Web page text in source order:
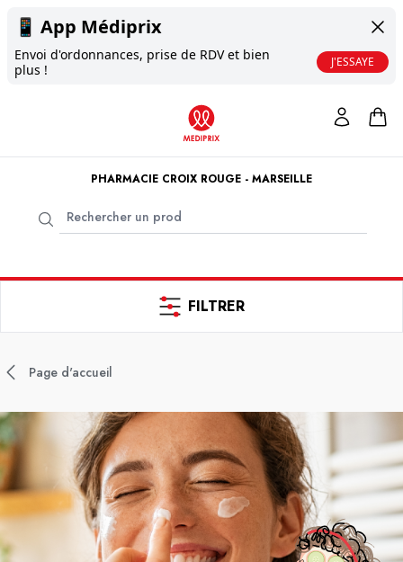
📱 App Médiprix
Envoi d'ordonnances, prise de RDV et bien
plus !
J'ESSAYE
PHARMACIE CROIX ROUGE - MARSEILLE
FILTRER
Page d'accueil